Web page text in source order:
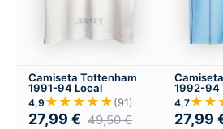
Camiseta Tottenham
1991-94 Local
4,9 ★★★★★(91)
27,99 € 49,50€
1992-94
4,7
27,99